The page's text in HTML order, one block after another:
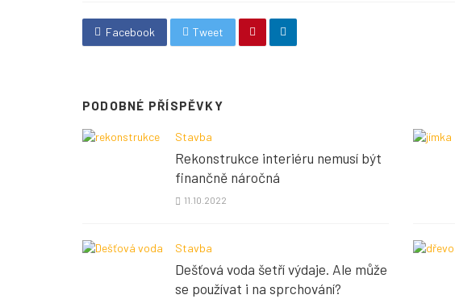
Facebook Tweet
PODOBNÉ PŘÍSPĚVKY
Stavba
Rekonstrukce interiéru nemusí být
finančně náročná
11.10.2022
Stavba
Dešťová voda šetří výdaje. Ale může
se používat i na sprchování?